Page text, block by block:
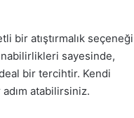
bir atıştırmalık seçeneği
sayesinde,
bir tercihtir. Kendi
atabilirsiniz.